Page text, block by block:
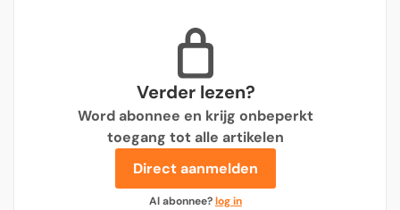
Verder lezen?
Word abonnee en krijg onbeperkt
toegang tot alle artikelen
Direct aanmelden
Al abonnee?log in